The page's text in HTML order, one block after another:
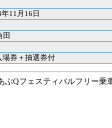
11月16日
田
場券＋抽選券付
ぶQフェスティバルフリー乗